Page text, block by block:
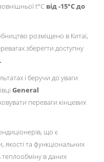
t°C від -15°C до
розміщено в Китаї,
зберегти доступну
і беручи до уваги
General
переваги кінцевих
що є
та функціональних
теплообміну в даних